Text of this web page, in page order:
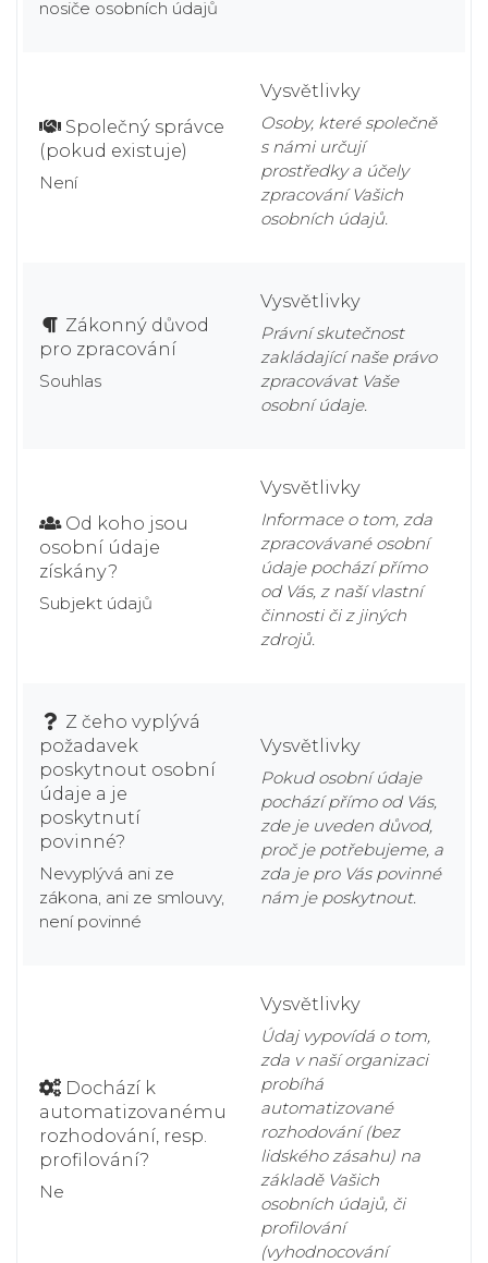
nosiče osobních údajů
Společný správce
(pokud existuje)
Není
Vysvětlivky
Osoby, které společně
s námi určují
prostředky a účely
zpracování Vašich
osobních údajů.
Zákonný důvod
pro zpracování
Souhlas
Vysvětlivky
Právní skutečnost
zakládající naše právo
zpracovávat Vaše
osobní údaje.
Od koho jsou
osobní údaje
získány?
Subjekt údajů
Vysvětlivky
Informace o tom, zda
zpracovávané osobní
údaje pochází přímo
od Vás, z naší vlastní
činnosti či z jiných
zdrojů.
Z čeho vyplývá
požadavek
poskytnout osobní
údaje a je
poskytnutí
povinné?
Nevyplývá ani ze
zákona, ani ze smlouvy,
není povinné
Vysvětlivky
Pokud osobní údaje
pochází přímo od Vás,
zde je uveden důvod,
proč je potřebujeme, a
zda je pro Vás povinné
nám je poskytnout.
Dochází k
automatizovanému
rozhodování, resp.
profilování?
Ne
Vysvětlivky
Údaj vypovídá o tom,
zda v naší organizaci
probíhá
automatizované
rozhodování (bez
lidského zásahu) na
základě Vašich
osobních údajů, či
profilování
(vyhodnocování